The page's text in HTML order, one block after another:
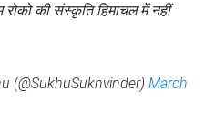
की संस्कृति हिमाचल में नहीं
(@SukhuSukhvinder) March